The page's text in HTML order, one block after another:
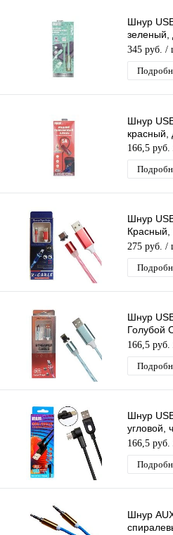
Шнур
зеленый,
345 руб. /
Шнур
красный,
166,5 руб.
Шнур
магните
Бегущие
275 руб. /
Шнур
Голубой
360
Огни
166,5 руб.
Шнур
угловой,
м,
166,5 руб.
Шнур